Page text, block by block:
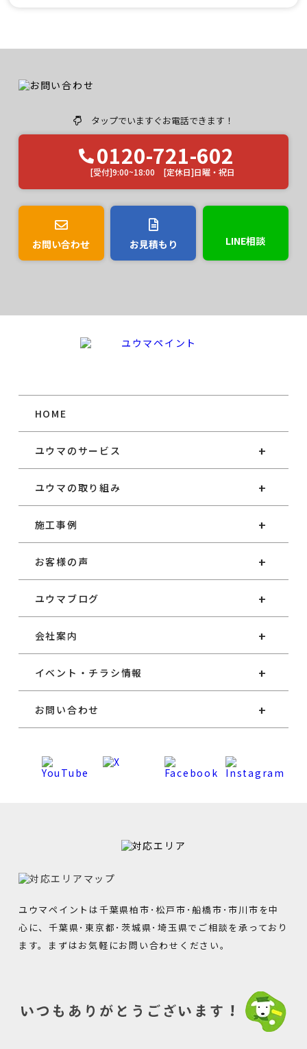
タップでいますぐお電話できます！
0120-721-602
[受付]9:00~18:00 [定休日]日曜・祝日
お問い合わせ お見積もり LINE相談
HOME
ユウマのサービス
ユウマの取り組み
施工事例
お客様の声
ユウマブログ
会社案内
イベント・チラシ情報
お問い合わせ
ユウマペイントは千葉県柏市･松戸市･船橋市･市川市を中
心に、千葉県･東京都･茨城県･埼玉県でご相談を承っており
ます。まずはお気軽にお問い合わせください。